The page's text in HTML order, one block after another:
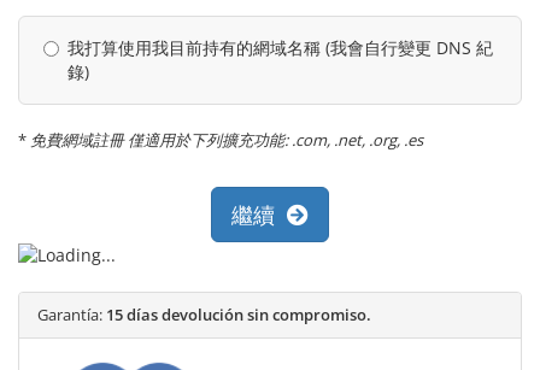
我打算使用我目前持有的網域名稱 (我會自行變更 DNS 紀
錄)
* 免費網域註冊 僅適用於下列擴充功能: .com, .net, .org, .es
繼續
Garantía: 15 días devolución sin compromiso.